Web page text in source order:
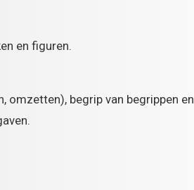
en figuren.
omzetten), begrip van begrippen en